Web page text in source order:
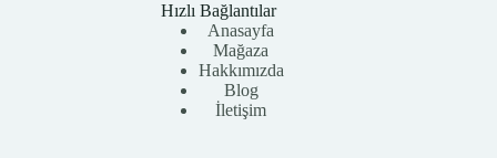
Hızlı Bağlantılar
Anasayfa
Mağaza
Hakkımızda
Blog
İletişim